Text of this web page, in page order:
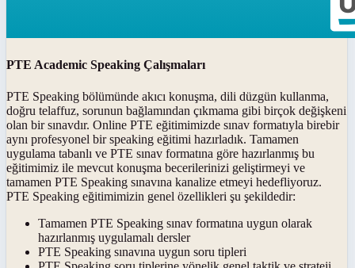
PTE Academic Speaking Çalışmaları
PTE Speaking bölümünde akıcı konuşma, dili düzgün kullanma,
doğru telaffuz, sorunun bağlamından çıkmama gibi birçok değişkeni
olan bir sınavdır. Online PTE eğitimimizde sınav formatıyla birebir
aynı profesyonel bir speaking eğitimi hazırladık. Tamamen
uygulama tabanlı ve PTE sınav formatına göre hazırlanmış bu
eğitimimiz ile mevcut konuşma becerilerinizi geliştirmeyi ve
tamamen PTE Speaking sınavına kanalize etmeyi hedefliyoruz.
PTE Speaking eğitimimizin genel özellikleri şu şekildedir:
Tamamen PTE Speaking sınav formatına uygun olarak
hazırlanmış uygulamalı dersler
PTE Speaking sınavına uygun soru tipleri